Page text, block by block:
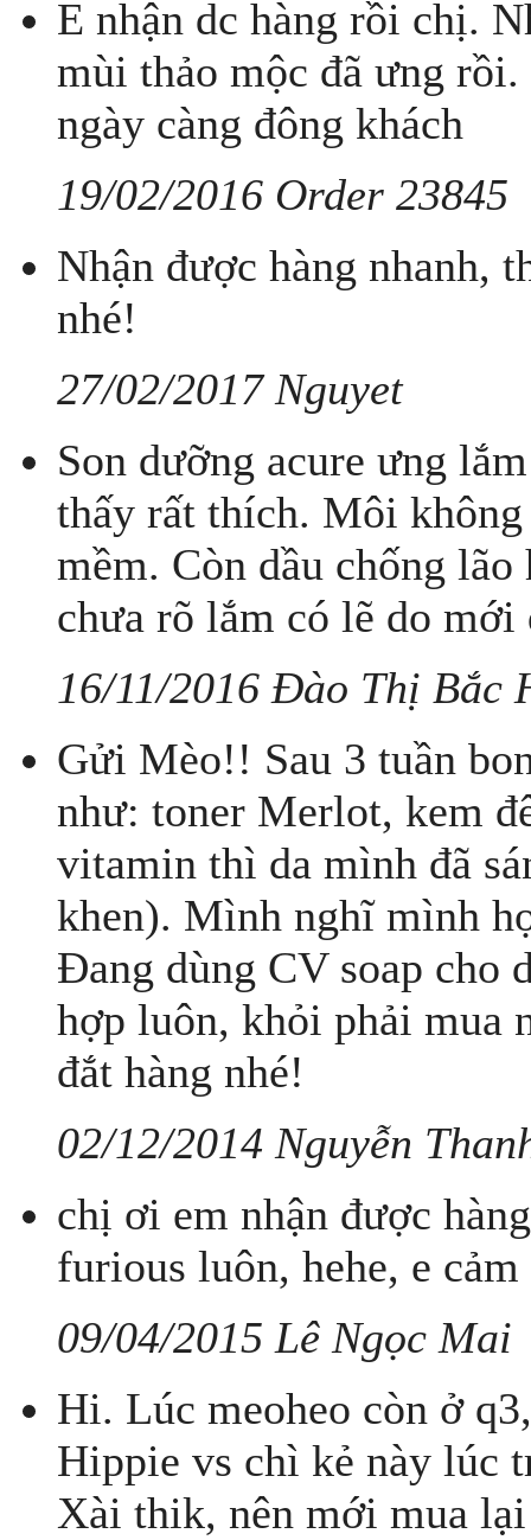
E nhận dc hàng rồi chị.
mùi thảo mộc đã ưng
ngày càng đông khách
19/02/2016 Order 23845
Nhận được hàng nhanh,
nhé!
27/02/2017 Nguyet
Son dưỡng acure ưng
thấy rất thích. Môi
mềm. Còn dầu chống
chưa rõ lắm có lẽ do mới
16/11/2016 Đào Thị Bắc
Gửi Mèo!! Sau 3 tuần
như: toner Merlot, kem
vitamin thì da mình đã
khen). Mình nghĩ mình
Đang dùng CV soap cho
hợp luôn, khỏi phải mua
đắt hàng nhé!
02/12/2014 Nguyễn
chị ơi em nhận được
furious luôn, hehe, e
09/04/2015 Lê Ngọc Mai
Hi. Lúc meoheo còn ở
Hippie vs chì kẻ này lúc
Xài thik, nên mới mua